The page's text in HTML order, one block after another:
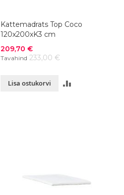
Kattemadrats Top Coco
120x200xK3 cm
Soodushind
209,70 €
Tavahind 233,00 €
Lisa ostukorvi